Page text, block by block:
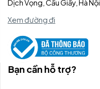
Dịch Vọng, Cầu Giấy, Hà Nội
Xem đường đi
Bạn cần hỗ trợ?